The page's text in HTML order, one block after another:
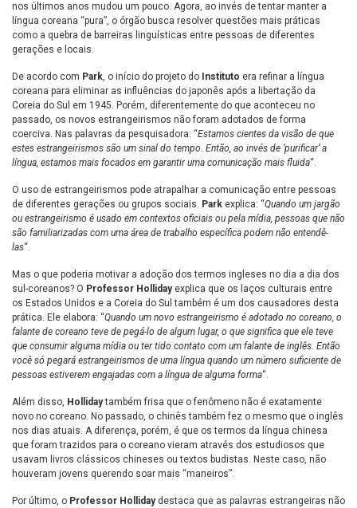
nos últimos anos mudou um pouco. Agora, ao invés de tentar manter a
língua coreana “pura”, o órgão busca resolver questões mais práticas
como a quebra de barreiras linguísticas entre pessoas de diferentes
gerações e locais.
De acordo com Park, o início do projeto do Instituto era refinar a língua
coreana para eliminar as influências do japonês após a libertação da
Coreia do Sul em 1945. Porém, diferentemente do que aconteceu no
passado, os novos estrangeirismos não foram adotados de forma
coerciva. Nas palavras da pesquisadora: “Estamos cientes da visão de que
estes estrangeirismos são um sinal do tempo. Então, ao invés de ‘purificar’ a
língua, estamos mais focados em garantir uma comunicação mais fluida“.
O uso de estrangeirismos pode atrapalhar a comunicação entre pessoas
de diferentes gerações ou grupos sociais. Park explica: “Quando um jargão
ou estrangeirismo é usado em contextos oficiais ou pela mídia, pessoas que não
são familiarizadas com uma área de trabalho específica podem não entendê-
las“.
Mas o que poderia motivar a adoção dos termos ingleses no dia a dia dos
sul-coreanos? O Professor Hollidayexplica que os laços culturais entre
os Estados Unidos e a Coreia do Sul também é um dos causadores desta
prática. Ele elabora: “Quando um novo estrangeirismo é adotado no coreano, o
falante de coreano teve de pegá-lo de algum lugar, o que significa que ele teve
que consumir alguma mídia ou ter tido contato com um falante de inglês. Então
você só pegará estrangeirismos de uma língua quando um número suficiente de
pessoas estiverem engajadas com a língua de alguma forma“.
Além disso, Hollidaytambém frisa que o fenômeno não é exatamente
novo no coreano. No passado, o chinês também fez o mesmo que o inglês
nos dias atuais. A diferença, porém, é que os termos da língua chinesa
que foram trazidos para o coreano vieram através dos estudiosos que
usavam livros clássicos chineses ou textos budistas. Neste caso, não
houveram jovens querendo soar mais “maneiros”.
Por último, o Professor Hollidaydestaca que as palavras estrangeiras não